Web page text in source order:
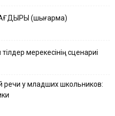
(шығарма)
мерекесінің сценариі
речи у младших школьников: